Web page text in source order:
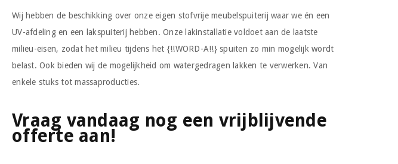
Wij hebben de beschikking over onze eigen stofvrije meubelspuiterij waar we én een
UV-afdeling en een lakspuiterij hebben. Onze lakinstallatie voldoet aan de laatste
milieu-eisen, zodat het milieu tijdens het {!!WORD-A!!} spuiten zo min mogelijk wordt
belast. Ook bieden wij de mogelijkheid om watergedragen lakken te verwerken. Van
enkele stuks tot massaproducties.
Vraag vandaag nog een vrijblijvende
offerte aan!